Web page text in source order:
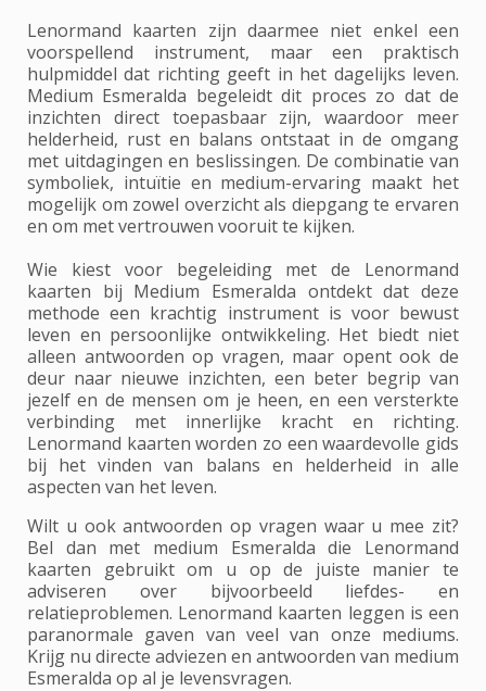
Lenormand kaarten zijn daarmee niet enkel een
voorspellend instrument, maar een praktisch
hulpmiddel dat richting geeft in het dagelijks leven.
Medium Esmeralda begeleidt dit proces zo dat de
inzichten direct toepasbaar zijn, waardoor meer
helderheid, rust en balans ontstaat in de omgang
met uitdagingen en beslissingen. De combinatie van
symboliek, intuïtie en medium-ervaring maakt het
mogelijk om zowel overzicht als diepgang te ervaren
en om met vertrouwen vooruit te kijken.
Wie kiest voor begeleiding met de Lenormand
kaarten bij Medium Esmeralda ontdekt dat deze
methode een krachtig instrument is voor bewust
leven en persoonlijke ontwikkeling. Het biedt niet
alleen antwoorden op vragen, maar opent ook de
deur naar nieuwe inzichten, een beter begrip van
jezelf en de mensen om je heen, en een versterkte
verbinding met innerlijke kracht en richting.
Lenormand kaarten worden zo een waardevolle gids
bij het vinden van balans en helderheid in alle
aspecten van het leven.
Wilt u ook antwoorden op vragen waar u mee zit?
Bel dan met medium Esmeralda die Lenormand
kaarten gebruikt om u op de juiste manier te
adviseren over bijvoorbeeld liefdes- en
relatieproblemen. Lenormand kaarten leggen is een
paranormale gaven van veel van onze mediums.
Krijg nu directe adviezen en antwoorden van medium
Esmeralda op al je levensvragen.